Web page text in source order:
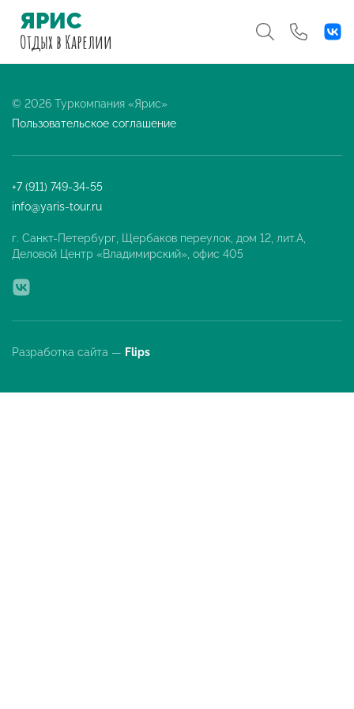
ЯРИС
Отдыхв Карелии
© 2026 Туркомпания «Ярис»
Пользовательское соглашение
+7 (911) 749-34-55
info@yaris-tour.ru
г. Санкт-Петербург, Щербаков переулок, дом 12, лит.А,
Деловой Центр «Владимирский», офис 405
Разработка сайта — Flips